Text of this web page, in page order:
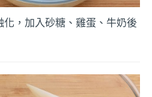
化，加入砂糖、雞蛋、牛奶後